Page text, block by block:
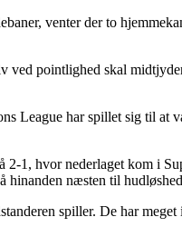
venter der to
pointlighed skal
League har spillet sig til at
1, hvor nederlaget kom i
hinanden næsten til
spiller. De har